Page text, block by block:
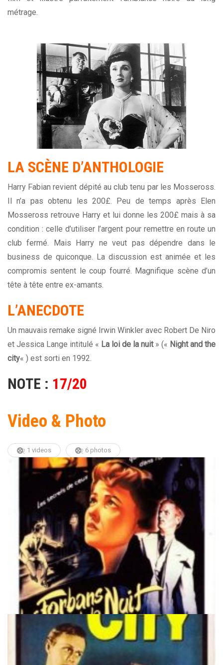
métrage.
LA SCÈNE D’ANTHOLOGIE
Harry Fabian revient dépité au club tenu par les Mosseross.
Il n’a pas obtenu les 200£. Peu de temps après Elen
Mosseross retrouve Harry et lui donne les 200£ mais à sa
condition : celle d’utiliser l’argent pour remettre en route un
club fermé. Mais Harry ne veut pas dépendre dans le
business de quiconque. La discussion est animée et les
compromis sentent le coup fourré. Magnifique scène d’un
tête à tête entre ex-amants.
L’ANECDOTE
Un mauvais remake signé Irwin Winkler avec Robert De Niro
et Jessica Lange intitulé « La loi de la nuit» (« Night and the
city« ) est sorti en 1992.
NOTE : 17/20
Video & Photo
1 videos 6 photos